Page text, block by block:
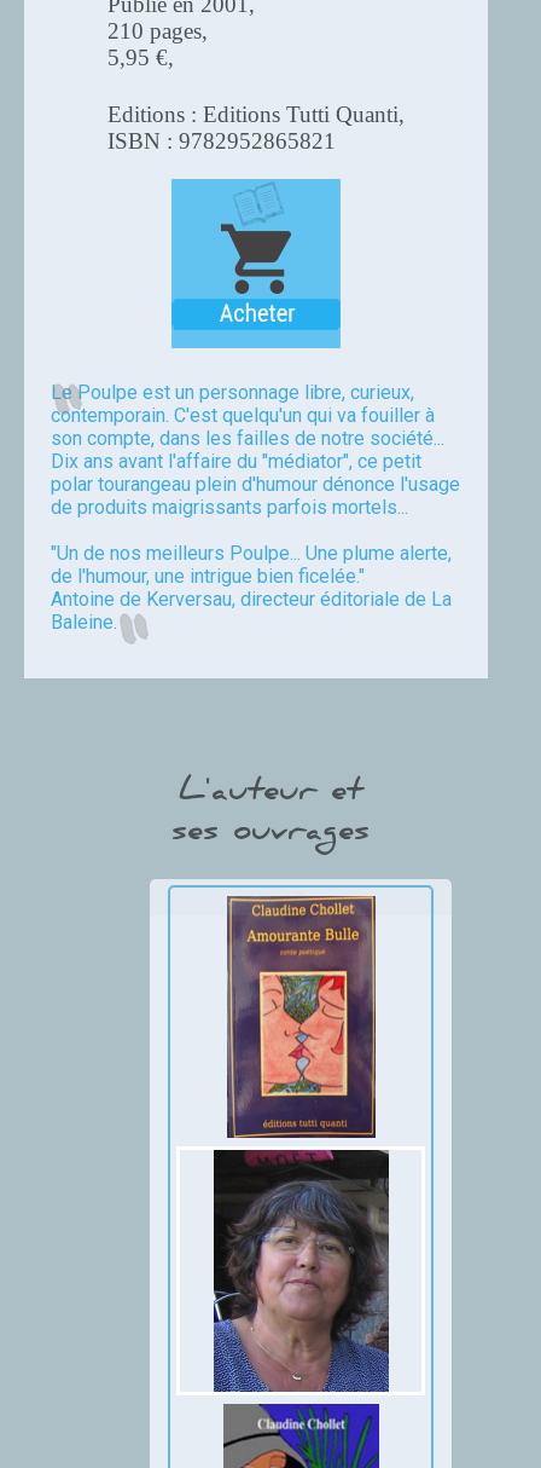
210 pages,
5,95 €,
Editions : Editions Tutti Quanti,
ISBN : 9782952865821
Le Poulpe est un personnage libre, curieux,
contemporain. C'est quelqu'un qui va fouiller à
son compte, dans les failles de notre société...
Dix ans avant l'affaire du "médiator", ce petit
polar tourangeau plein d'humour dénonce l'usage
de produits maigrissants parfois mortels...
"Un de nos meilleurs Poulpe... Une plume alerte,
de l'humour, une intrigue bien ficelée."
Antoine de Kerversau, directeur éditoriale de La
Baleine.
L'auteur et
ses ouvrages